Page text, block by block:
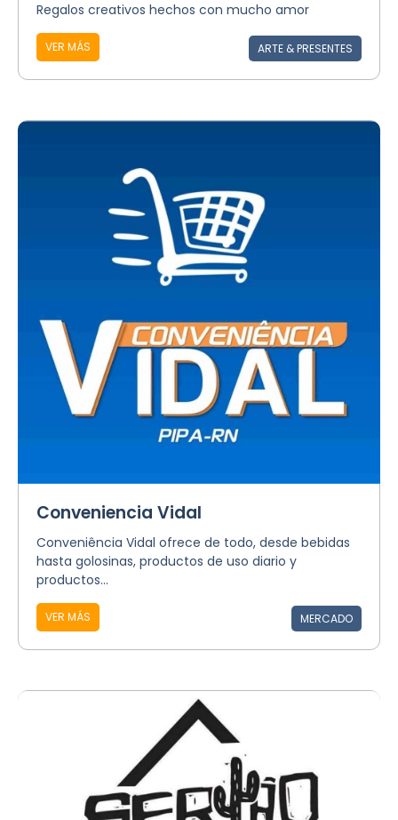
Regalos creativos hechos con mucho amor
VER MÁS ARTE & PRESENTES
Conveniencia Vidal
Conveniência Vidal ofrece de todo, desde bebidas
hasta golosinas, productos de uso diario y
productos...
VER MÁS MERCADO